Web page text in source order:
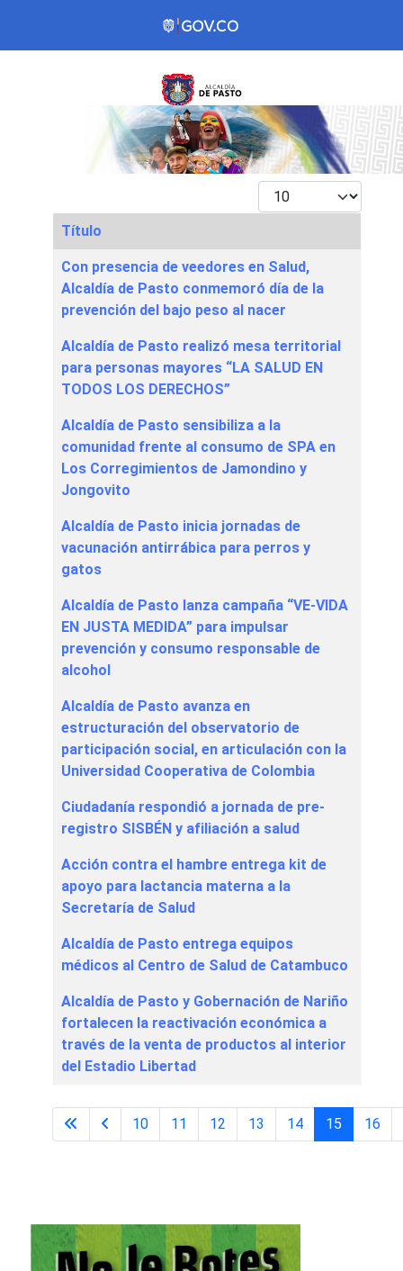
Mostrar #
Articles
Título
Con presencia de veedores en Salud,
Alcaldía de Pasto conmemoró día de la
prevención del bajo peso al nacer
Alcaldía de Pasto realizó mesa territorial
para personas mayores “LA SALUD EN
TODOS LOS DERECHOS”
Alcaldía de Pasto sensibiliza a la
comunidad frente al consumo de SPA en
Los Corregimientos de Jamondino y
Jongovito
Alcaldía de Pasto inicia jornadas de
vacunación antirrábica para perros y
gatos
Alcaldía de Pasto lanza campaña “VE-VIDA
EN JUSTA MEDIDA” para impulsar
prevención y consumo responsable de
alcohol
Alcaldía de Pasto avanza en
estructuración del observatorio de
participación social, en articulación con la
Universidad Cooperativa de Colombia
Ciudadanía respondió a jornada de pre-
registro SISBÉN y afiliación a salud
Acción contra el hambre entrega kit de
apoyo para lactancia materna a la
Secretaría de Salud
Alcaldía de Pasto entrega equipos
médicos al Centro de Salud de Catambuco
Alcaldía de Pasto y Gobernación de Nariño
fortalecen la reactivación económica a
través de la venta de productos al interior
del Estadio Libertad
Página 15 de 65
10 11 12 13 14 15 16